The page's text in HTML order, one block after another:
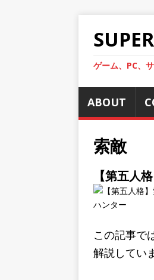
ゲーム、PC、
ABOUT
索敵
【第五人
この記事で
解説してい